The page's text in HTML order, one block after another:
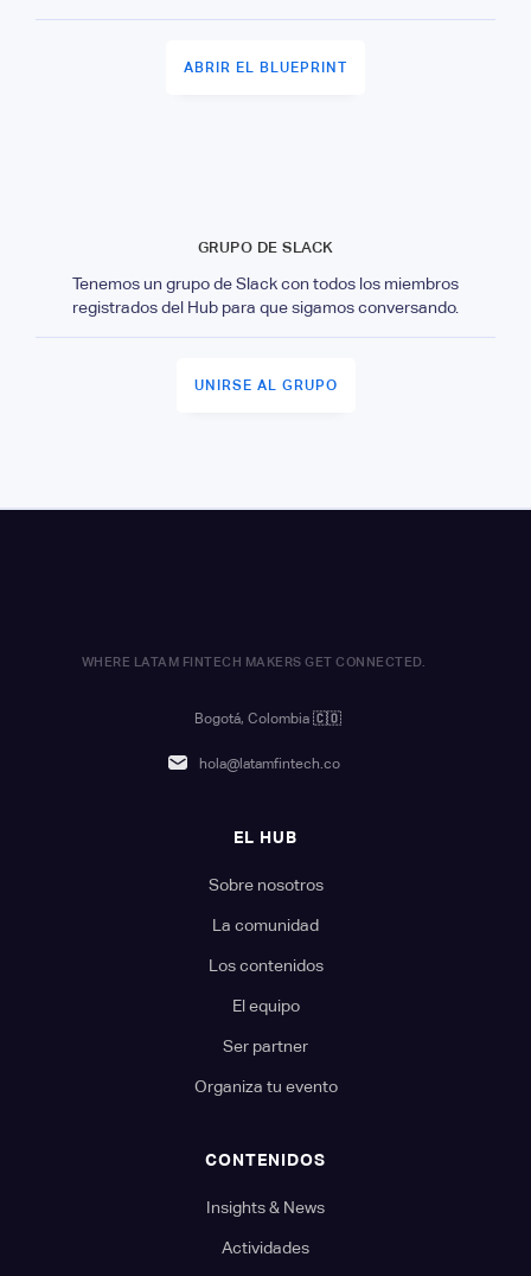
ABRIR EL BLUEPRINT
GRUPO DE SLACK
Tenemos un grupo de Slack con todos los miembros
registrados del Hub para que sigamos conversando.
UNIRSE AL GRUPO
WHERE LATAM FINTECH MAKERS GET CONNECTED.
Bogotá, Colombia 🇨🇴
hola@latamfintech.co
EL HUB
Sobre nosotros
La comunidad
Los contenidos
El equipo
Ser partner
Organiza tu evento
CONTENIDOS
Insights & News
Actividades